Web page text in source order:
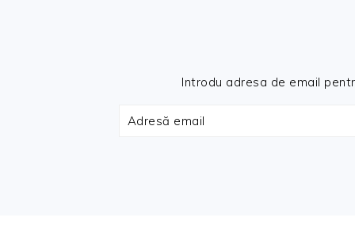
Introdu adresa de email
Adresă